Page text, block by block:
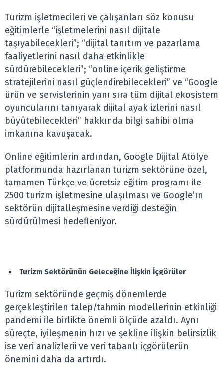
Turizm işletmecileri ve çalışanları söz konusu
eğitimlerle “işletmelerini nasıl dijitale
taşıyabilecekleri”; “dijital tanıtım ve pazarlama
faaliyetlerini nasıl daha etkinlikle
sürdürebilecekleri”; “online içerik geliştirme
stratejilerini nasıl güçlendirebilecekleri” ve “Google
ürün ve servislerinin yanı sıra tüm dijital ekosistem
oyuncularını tanıyarak dijital ayak izlerini nasıl
büyütebilecekleri” hakkında bilgi sahibi olma
imkanına kavuşacak.
Online eğitimlerin ardından, Google Dijital Atölye
platformunda hazırlanan turizm sektörüne özel,
tamamen Türkçe ve ücretsiz eğitim programı ile
2500 turizm işletmesine ulaşılması ve Google’ın
sektörün dijitalleşmesine verdiği desteğin
sürdürülmesi hedefleniyor.
Turizm Sektörünün Geleceğine İlişkin İçgörüler
Turizm sektöründe geçmiş dönemlerde
gerçekleştirilen talep/tahmin modellerinin etkinliği
pandemi ile birlikte önemli ölçüde azaldı. Aynı
süreçte, iyileşmenin hızı ve şekline ilişkin belirsizlik
ise veri analizlerii ve veri tabanlı içgörülerün
önemini daha da artırdı.